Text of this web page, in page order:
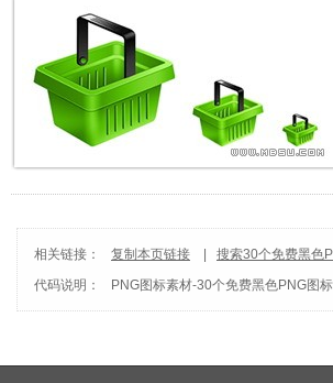
相关链接： 复制本页链接
搜索30个免费黑色
代码说明：
PNG图标素材-30个免费黑色PNG图